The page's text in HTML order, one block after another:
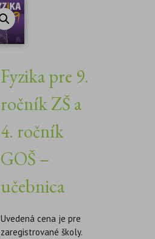
Fyzika pre 9.
ročník ZŠ a
4. ročník
GOŠ –
učebnica
Uvedená cena je pre
zaregistrované školy.